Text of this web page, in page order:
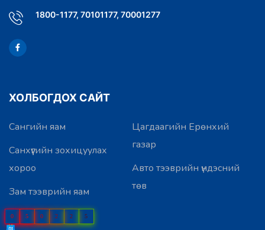
1800-1177, 70101177, 70001277
ХОЛБОГДОХ САЙТ
Сангийн яам
Санхүүгийн зохицуулах
хороо
Зам тээврийн яам
Цагдаагийн Ерөнхий
газар
Авто тээврийн үндэсний
төв
0 5 0 2 2 5